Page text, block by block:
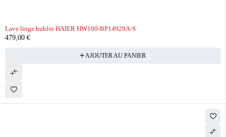
Lave linge hublot HAIER HW100-BP14929A-S
479,00 €
AJOUTER AU PANIER